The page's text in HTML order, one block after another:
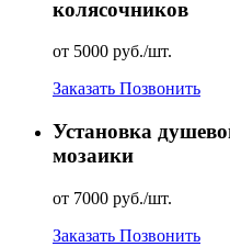
колясочников
от 5000 руб./шт.
Заказать Позвонить
Установка
мозаики
от 7000 руб./шт.
Заказать Позвонить